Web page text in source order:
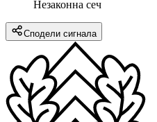
Незаконна сеч
Сподели сигнала